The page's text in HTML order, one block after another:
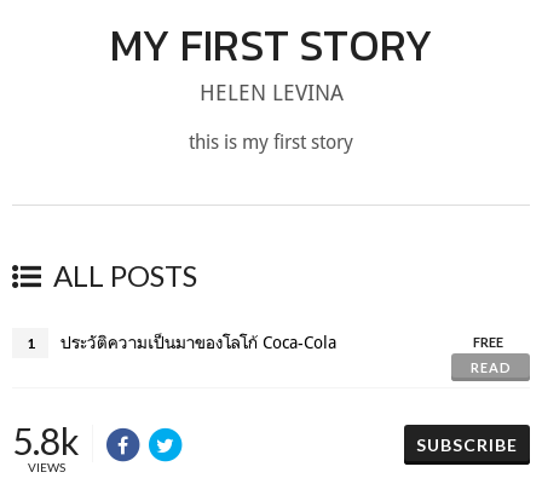
MY FIRST STORY
HELEN LEVINA
this is my first story
ALL POSTS
1 ประวัติความเป็นมาของโลโก้ Coca-Cola
FREE
READ
5.8k
VIEWS
SUBSCRIBE